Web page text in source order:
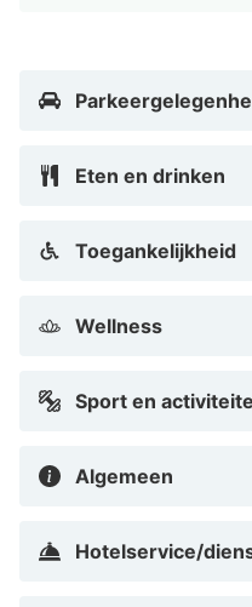
de friet in het
bezichtig de gotische
winkelen? Ga dan
in de Hoogstraat.
Eten en drinken
Toegankelijkheid
Wellness
Sport en
Algemeen
Hotelservice/